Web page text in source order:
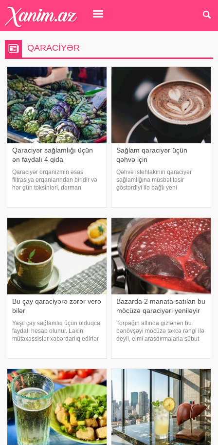
QARACIYƏR
Qaraciyər sağlamlığı üçün
ən faydalı 4 qida
Qaraciyər orqanizmin əsas
filtrasiya orqanlarından biridir və
hər gün toksinləri, dərman
federal ekspert onkologiya
klinikalar
Sağlam qaraciyər üçün
qəhvə için
Qəhvə istehlakının qaraciyər
sağlamlığına müsbət təsir
göstərdiyi ilə bağlı yeni
Cedars-Sinai Sağlamlıq Elmləri
Universitetinin 35
Bu çay qaraciyərə zərər verə
bilər
Yaşıl çay sağlamlıq üçün olduqca
faydalı hesab olunur. Lakin
mütəxəssislər xəbərdarlıq edirlər
nəticəsində çay kolu bitkisini
Bazarda 2 manata satılan bu
möcüzə qaraciyəri yeniləyir
Torpağın altında gizlənən bu
bənövşəyi möcüzə təkcə rəngi ilə
deyil, elmi araşdırmalarla sübut
mütəxəssisləri vurğulayırla